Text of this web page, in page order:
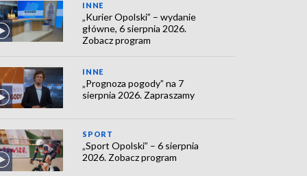
INNE
„Kurier Opolski” – wydanie
główne, 6 sierpnia 2026.
Zobacz program
INNE
„Prognoza pogody” na 7
sierpnia 2026. Zapraszamy
SPORT
„Sport Opolski” – 6 sierpnia
2026. Zobacz program